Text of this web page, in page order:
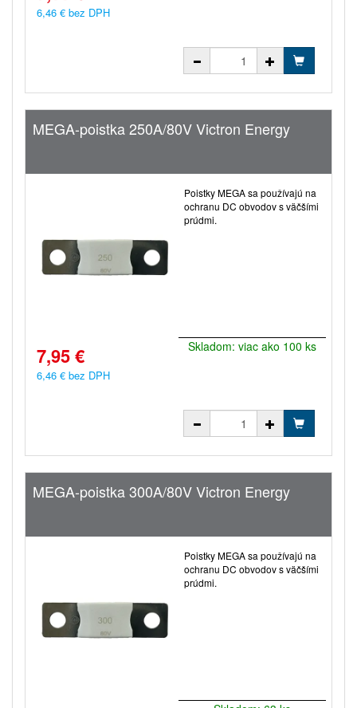
6,46 € bez DPH
MEGA-poistka 250A/80V Victron Energy
Poistky MEGA sa používajú na
ochranu DC obvodov s väčšími
prúdmi.
7,95 €
6,46 € bez DPH
Skladom: viac ako 100 ks
MEGA-poistka 300A/80V Victron Energy
Poistky MEGA sa používajú na
ochranu DC obvodov s väčšími
prúdmi.